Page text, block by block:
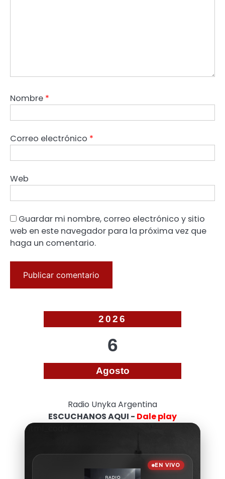
Nombre *
Correo electrónico *
Web
Guardar mi nombre, correo electrónico y sitio
web en este navegador para la próxima vez que
haga un comentario.
2026
6
Agosto
Radio Unyka Argentina
ESCUCHANOS AQUI - Dale play